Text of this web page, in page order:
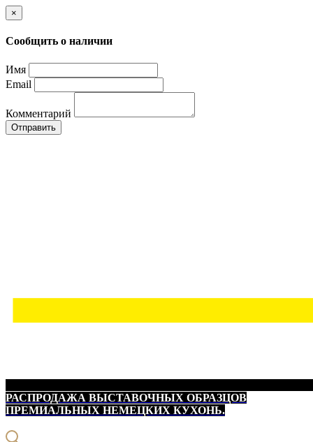
×
Сообщить о наличии
Имя
Email
Комментарий
Отправить
РАСПРОДАЖА ВЫСТАВОЧНЫХ ОБРАЗЦОВ
ПРЕМИАЛЬНЫХ НЕМЕЦКИХ КУХОНЬ.